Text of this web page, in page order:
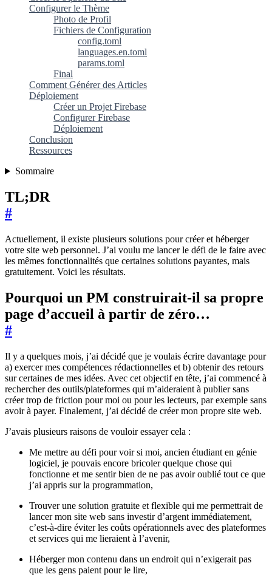
Configurer le Thème
Photo de Profil
Fichiers de Configuration
config.toml
languages.en.toml
params.toml
Final
Comment Générer des Articles
Déploiement
Créer un Projet Firebase
Configurer Firebase
Déploiement
Conclusion
Ressources
Sommaire
TL;DR
#
Actuellement, il existe plusieurs solutions pour créer et héberger
votre site web personnel. J’ai voulu me lancer le défi de le faire avec
les mêmes fonctionnalités que certaines solutions payantes, mais
gratuitement. Voici les résultats.
Pourquoi un PM construirait-il sa propre
page d’accueil à partir de zéro…
#
Il y a quelques mois, j’ai décidé que je voulais écrire davantage pour
a) exercer mes compétences rédactionnelles et b) obtenir des retours
sur certaines de mes idées. Avec cet objectif en tête, j’ai commencé à
rechercher des outils/plateformes qui m’aideraient à publier sans
créer trop de friction pour moi ou pour les lecteurs, par exemple sans
avoir à payer. Finalement, j’ai décidé de créer mon propre site web.
J’avais plusieurs raisons de vouloir essayer cela :
Me mettre au défi pour voir si moi, ancien étudiant en génie
logiciel, je pouvais encore bricoler quelque chose qui
fonctionne et me sentir bien de ne pas avoir oublié tout ce que
j’ai appris sur la programmation,
Trouver une solution gratuite et flexible qui me permettrait de
lancer mon site web sans investir d’argent immédiatement,
c’est-à-dire éviter les coûts opérationnels avec des plateformes
et services qui me lieraient à l’avenir,
Héberger mon contenu dans un endroit qui n’exigerait pas
que les gens paient pour le lire,